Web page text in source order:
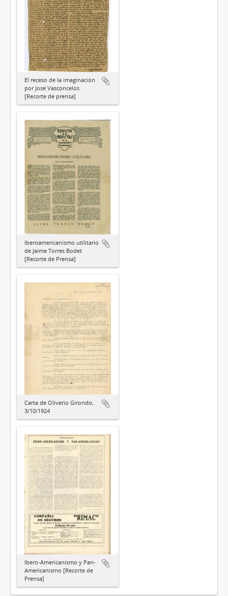
El receso de la imaginación
por José Vasconcelos
[Recorte de prensa]
Iberoamericanismo utilitario
de Jaime Torres Bodet
[Recorte de Prensa]
Carta de Oliverio Girondo,
3/10/1924
Ibero-Americanismo y Pan-
Americanismo [Recorte de
Prensa]